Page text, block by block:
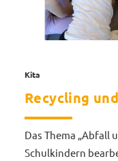
Kita
Recycling
Das Thema „Abfall
Schulkindern